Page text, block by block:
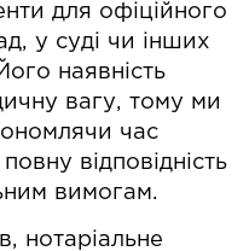
для офіційного
у суді чи інших
наявність
вагу, тому ми
час
відповідність
вимогам.
нотаріальне